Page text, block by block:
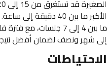
الأكبر ما بين 40
ما بين 4 إلى 7 جلسات،
إلى شهر ونصف لضمان أفضل
الاحتياطات